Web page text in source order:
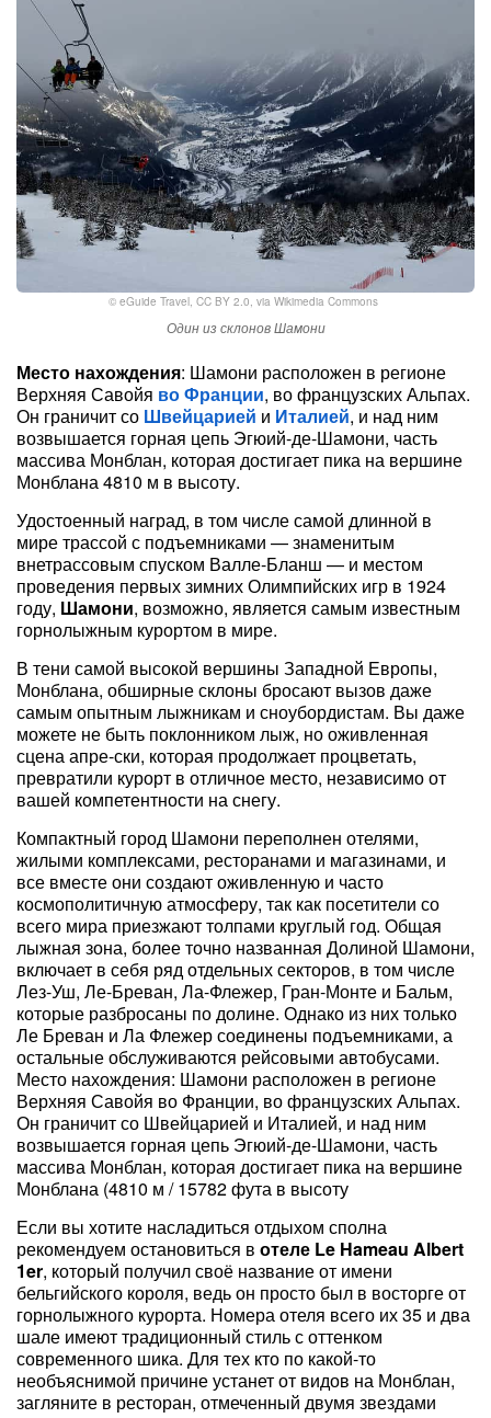
© eGuide Travel, CC BY 2.0 , via Wikimedia Commons
Один из склонов Шамони
Место нахождения: Шамони расположен в регионе
Верхняя Савойя во Франции, во французских Альпах.
Он граничит со Швейцарией и Италией, и над ним
возвышается горная цепь Эгюий-де-Шамони, часть
массива Монблан, которая достигает пика на вершине
Монблана 4810 м в высоту.
Удостоенный наград, в том числе самой длинной в
мире трассой с подъемниками — знаменитым
внетрассовым спуском Валле-Бланш — и местом
проведения первых зимних Олимпийских игр в 1924
году, Шамони, возможно, является самым известным
горнолыжным курортом в мире.
В тени самой высокой вершины Западной Европы,
Монблана, обширные склоны бросают вызов даже
самым опытным лыжникам и сноубордистам. Вы даже
можете не быть поклонником лыж, но оживленная
сцена апре-ски, которая продолжает процветать,
превратили курорт в отличное место, независимо от
вашей компетентности на снегу.
Компактный город Шамони переполнен отелями,
жилыми комплексами, ресторанами и магазинами, и
все вместе они создают оживленную и часто
космополитичную атмосферу, так как посетители со
всего мира приезжают толпами круглый год. Общая
лыжная зона, более точно названная Долиной Шамони,
включает в себя ряд отдельных секторов, в том числе
Лез-Уш, Ле-Бреван, Ла-Флежер, Гран-Монте и Бальм,
которые разбросаны по долине. Однако из них только
Ле Бреван и Ла Флежер соединены подъемниками, а
остальные обслуживаются рейсовыми автобусами.
Место нахождения: Шамони расположен в регионе
Верхняя Савойя во Франции, во французских Альпах.
Он граничит со Швейцарией и Италией, и над ним
возвышается горная цепь Эгюий-де-Шамони, часть
массива Монблан, которая достигает пика на вершине
Монблана (4810 м / 15782 фута в высоту
Если вы хотите насладиться отдыхом сполна
рекомендуем остановиться в отеле Le Hameau Albert
1er, который получил своё название от имени
бельгийского короля, ведь он просто был в восторге от
горнолыжного курорта. Номера отеля всего их 35 и два
шале имеют традиционный стиль с оттенком
современного шика. Для тех кто по какой-то
необъяснимой причине устанет от видов на Монблан,
загляните в ресторан, отмеченный двумя звездами